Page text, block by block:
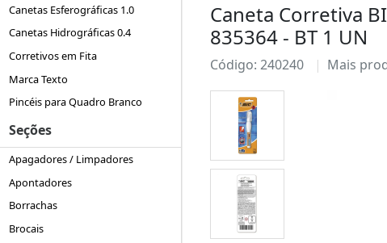
Canetas Esferográficas 1.0
Canetas Hidrográficas 0.4
Corretivos em Fita
Marca Texto
Pincéis para Quadro Branco
Seções
Apagadores / Limpadores
Apontadores
Borrachas
Brocais
Caneta Corretiva
835364 - BT 1 UN
Código: 240240 Mais